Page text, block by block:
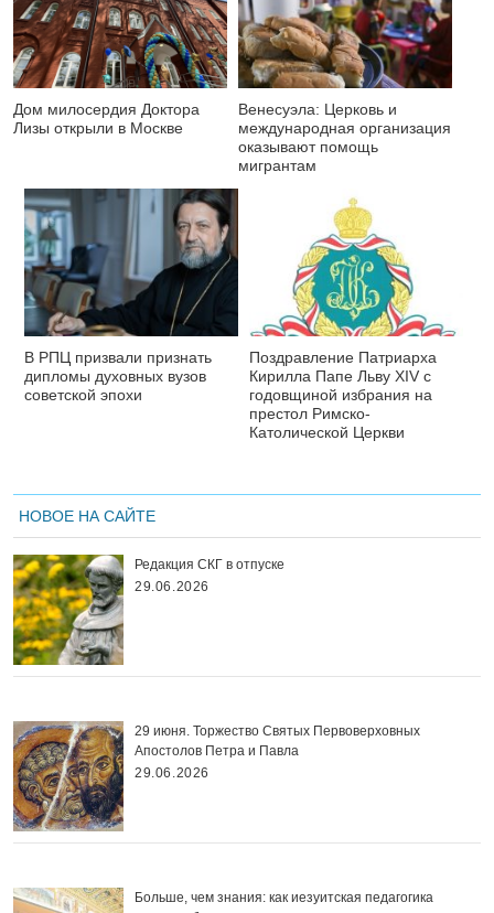
Дом милосердия Доктора
Лизы открыли в Москве
Венесуэла: Церковь и
международная организация
оказывают помощь
мигрантам
В РПЦ призвали признать
дипломы духовных вузов
советской эпохи
Поздравление Патриарха
Кирилла Папе Льву XIV с
годовщиной избрания на
престол Римско-
Католической Церкви
НОВОЕ НА САЙТЕ
Редакция СКГ в отпуске
29.06.2026
29 июня. Торжество Святых Первоверховных
Апостолов Петра и Павла
29.06.2026
Больше, чем знания: как иезуитская педагогика